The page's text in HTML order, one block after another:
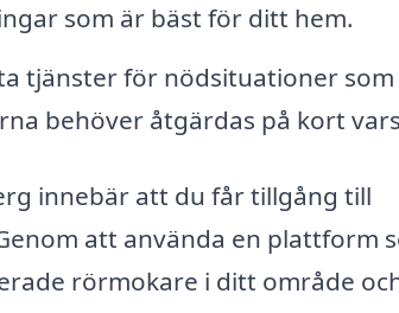
som är bäst för ditt hem.
tjänster för nödsituationer som
behöver åtgärdas på kort
innebär att du får tillgång till
att använda en plattform
rörmokare i ditt område